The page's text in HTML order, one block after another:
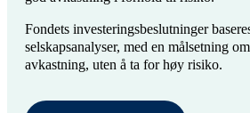
Fondets investeringsbeslutninger
selskapsanalyser, med en målsetning
avkastning, uten å ta for høy risiko.